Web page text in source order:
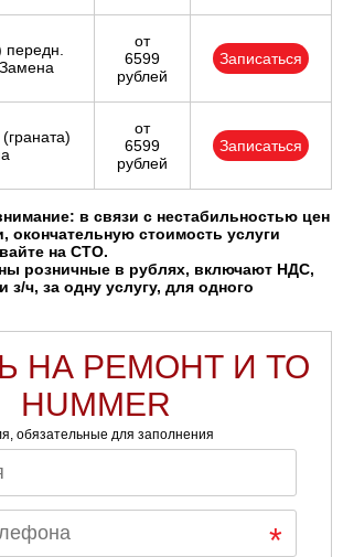
передн.
от
6599
рублей
Записаться
от
6599
рублей
Записаться
в связи с нестабильностью цен
окончательную стоимость услуги
на СТО.
розничные в рублях, включают НДС,
з/ч, за одну услугу, для одного
НА РЕМОНТ И ТО
HUMMER
обязательные для заполнения